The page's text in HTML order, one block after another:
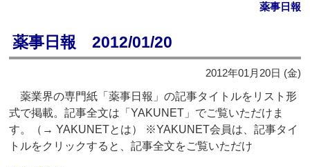
薬事日報
薬事日報 2012/01/20
2012年01月20日 (金)
薬業界の専門紙「薬事日報」の記事タイトルをリスト形
式で掲載。記事全文は「YAKUNET」でご覧いただけま
す。（→ YAKUNETとは） ※YAKUNET会員は、記事タイ
トルをクリックすると、記事全文をご覧いただけ